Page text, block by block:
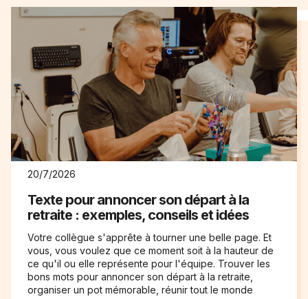
20/7/2026
Texte pour annoncer son départ à la
retraite : exemples, conseils et idées
Votre collègue s'apprête à tourner une belle page. Et
vous, vous voulez que ce moment soit à la hauteur de
ce qu'il ou elle représente pour l'équipe. Trouver les
bons mots pour annoncer son départ à la retraite,
organiser un pot mémorable, réunir tout le monde